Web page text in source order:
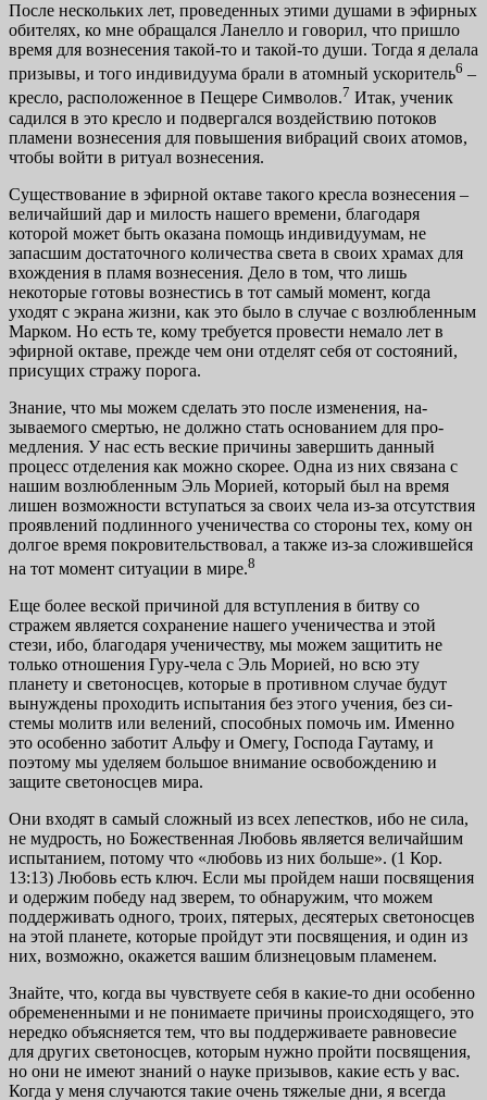
После нескольких лет, проведенных этими душами в эфирных
обителях, ко мне обращался Ланелло и гово­рил, что пришло
время для вознесения такой-то и такой-то души. Тогда я делала
призывы, и того индивидуума брали в атомный ускоритель6 –
кресло, расположенное в Пещере Символов.7 Итак, ученик
садился в это кресло и подвер­гался воздействию потоков
пламени вознесения для повы­шения вибраций своих атомов,
чтобы войти в ритуал воз­несения.
Существование в эфирной октаве такого кресла возне­сения –
величайший дар и милость нашего времени, благо­даря
которой может быть оказана помощь индивидуумам, не
запасшим достаточного количества света в своих хра­мах для
вхождения в пламя вознесения. Дело в том, что лишь
некоторые готовы вознестись в тот самый момент, когда
уходят с экрана жизни, как это было в случае с воз­любленным
Марком. Но есть те, кому требуется провести немало лет в
эфирной октаве, прежде чем они отделят себя от состояний,
присущих стражу порога.
Знание, что мы можем сделать это после изменения, на­
зываемого смертью, не должно стать основанием для про­
медления. У нас есть веские причины завершить данный
процесс отделения как можно скорее. Одна из них связана с
нашим возлюбленным Эль Морией, который был на вре­мя
лишен возможности вступаться за своих чела из-за от­сутствия
проявлений подлинного ученичества со стороны тех, кому он
долгое время покровительствовал, а также из-за сложившейся
на тот момент ситуации в мире.8
Еще более веской причиной для вступления в битву со
стражем является сохранение нашего ученичества и этой
стези, ибо, благодаря ученичеству, мы можем защитить не
только отношения Гуру-чела с Эль Морией, но всю эту
планету и светоносцев, которые в противном случае будут
вынуждены проходить испытания без этого учения, без си­
стемы молитв или велений, способных помочь им. Именно
это особенно заботит Альфу и Омегу, Господа Гаутаму, и
поэтому мы уделяем большое внимание освобождению и
защите светоносцев мира.
Они входят в самый сложный из всех лепестков, ибо не сила,
не мудрость, но Божественная Любовь является ве­личайшим
испытанием, потому что «любовь из них боль­ше». (1 Кор.
13:13) Любовь есть ключ. Если мы пройдем наши посвящения
и одержим победу над зверем, то обна­ружим, что можем
поддерживать одного, троих, пятерых, десятерых светоносцев
на этой планете, которые пройдут эти посвящения, и один из
них, возможно, окажется вашим близнецовым пламенем.
Знайте, что, когда вы чувствуете себя в какие-то дни особенно
обремененными и не понимаете причины проис­ходящего, это
нередко объясняется тем, что вы поддерживаете равновесие
для других светоносцев, которым нужно пройти посвящения,
но они не имеют знаний о науке при­зывов, какие есть у вас.
Когда у меня случаются такие очень тяжелые дни, я всегда